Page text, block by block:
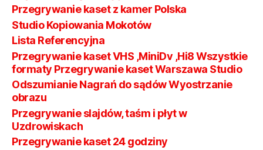
Przegrywanie kaset z kamer Polska
Studio Kopiowania Mokotów
Lista Referencyjna
Przegrywanie kaset VHS ,MiniDv ,Hi8 Wszystkie
formaty Przegrywanie kaset Warszawa Studio
Odszumianie Nagrań do sądów Wyostrzanie
obrazu
Przegrywanie slajdów, taśm i płyt w
Uzdrowiskach
Przegrywanie kaset 24 godziny